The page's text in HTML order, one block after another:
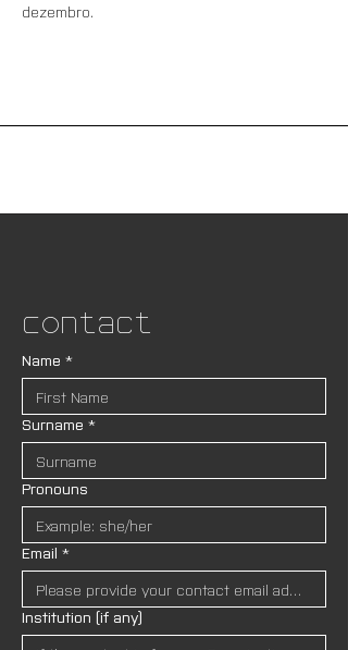
dezembro.
Contact
Name *
Surname *
Pronouns
Email *
Institution (if any)